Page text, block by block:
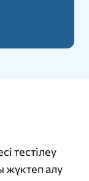
тестілеу
жүктеп алу